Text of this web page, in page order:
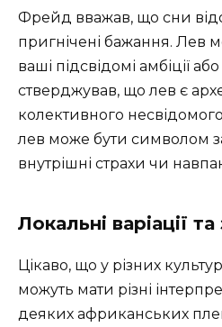
Фрейд вважав, що сни
пригнічені бажання. Лев
ваші підсвідомі амбіції
стверджував, що лев є
колективного
лев може бути символом
внутрішні страхи чи
Локальні варіації
Цікаво, що у різних
можуть мати різні
деяких африканських